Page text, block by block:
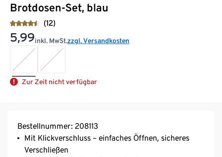
Brotdosen-Set, blau
(12)
5,99inkl. MwSt.zzgl. Versandkosten
Zur Zeit nicht verfügbar
Bestellnummer: 208113
Mit Klickverschluss – einfaches Öffnen, sicheres
Verschließen